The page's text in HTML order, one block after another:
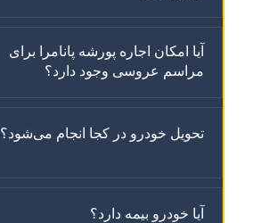
آیا امکان اجاره پورشه پانامرا برای
مراسم عروسی وجود دارد؟
تحویل خودرو در کجا انجام می‌شود؟
آیا خودرو بیمه دارد؟